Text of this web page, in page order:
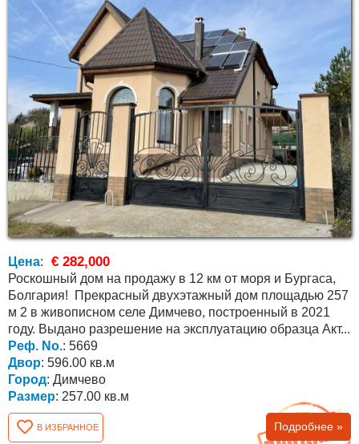
Цена: € 282,000
Роскошный дом на продажу в 12 км от моря и Бургаса,
Болгария! Прекрасный двухэтажный дом площадью 257
м 2 в живописном селе Димчево, построенный в 2021
году. Выдано разрешение на эксплуатацию образца Акт...
Реф. No.: 5669
Двор: 596.00 кв.м
Город: Димчево
Размер: 257.00 кв.м
В ИЗБРАННОЕ Подробнее »